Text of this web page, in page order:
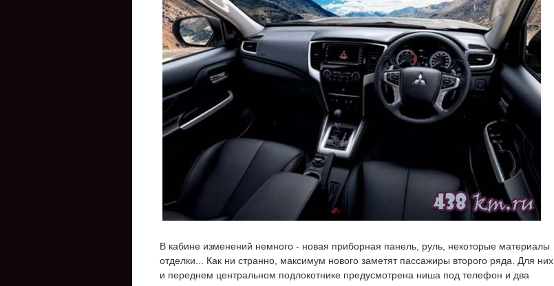
В кабине изменений немного - новая приборная панель, руль, некоторые материалы
отделки... Как ни странно, максимум нового заметят пассажиры второго ряда. Для них
и переднем центральном подлокотнике предусмотрена ниша под телефон и два